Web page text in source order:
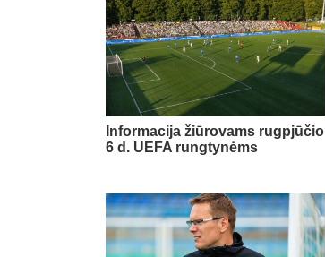
Informacija žiūrovams rugpjūčio
6 d. UEFA rungtynėms